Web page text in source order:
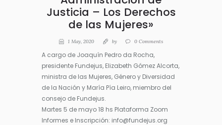
Justicia – Los Derechos
de las Mujeres»
1 May, 2020 by 0 Comments
A cargo de Joaquín Pedro da Rocha,
presidente Fundejus, Elizabeth Gómez Alcorta,
ministra de las Mujeres, Género y Diversidad
de la Nación y María Pía Leiro, miembro del
consejo de Fundejus.
Martes 5 de mayo 18 hs Plataforma Zoom
Informes e Inscripción: info@fundejus.org